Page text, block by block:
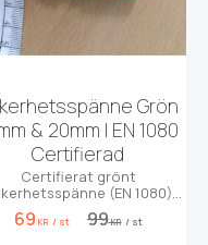
Grön
& 20mm | EN 1080
Certifierad
Certifierat grönt
(EN 1080)
som löser ut vid 9-16 kg.
för hjälmband och
69 KR / st 99KR / st